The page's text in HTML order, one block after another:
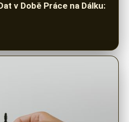
v Době Práce na Dálku: